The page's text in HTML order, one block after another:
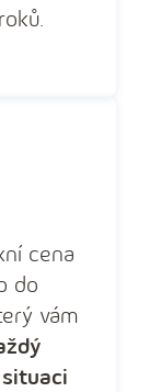
cena
do
vám